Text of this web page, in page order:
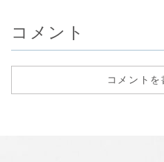
コメント
コメントを